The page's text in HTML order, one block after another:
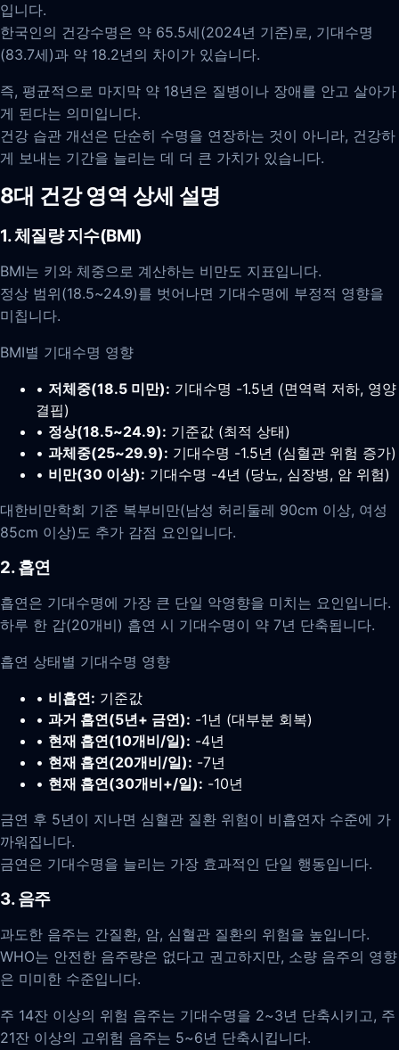
입니다.
한국인의 건강수명은 약 65.5세(2024년 기준)로, 기대수명
(83.7세)과 약 18.2년의 차이가 있습니다.
즉, 평균적으로 마지막 약 18년은 질병이나 장애를 안고 살아가
게 된다는 의미입니다.
건강 습관 개선은 단순히 수명을 연장하는 것이 아니라, 건강하
게 보내는 기간을 늘리는 데 더 큰 가치가 있습니다.
8대 건강 영역 상세 설명
1. 체질량 지수(BMI)
BMI는 키와 체중으로 계산하는 비만도 지표입니다.
정상 범위(18.5~24.9)를 벗어나면 기대수명에 부정적 영향을
미칩니다.
BMI별 기대수명 영향
• 저체중(18.5 미만): 기대수명 -1.5년 (면역력 저하, 영양
결핍)
• 정상(18.5~24.9): 기준값 (최적 상태)
• 과체중(25~29.9): 기대수명 -1.5년 (심혈관 위험 증가)
• 비만(30 이상): 기대수명 -4년 (당뇨, 심장병, 암 위험)
대한비만학회 기준 복부비만(남성 허리둘레 90cm 이상, 여성
85cm 이상)도 추가 감점 요인입니다.
2. 흡연
흡연은 기대수명에 가장 큰 단일 악영향을 미치는 요인입니다.
하루 한 갑(20개비) 흡연 시 기대수명이 약 7년 단축됩니다.
흡연 상태별 기대수명 영향
• 비흡연: 기준값
• 과거 흡연(5년+ 금연): -1년 (대부분 회복)
• 현재 흡연(10개비/일): -4년
• 현재 흡연(20개비/일): -7년
• 현재 흡연(30개비+/일): -10년
금연 후 5년이 지나면 심혈관 질환 위험이 비흡연자 수준에 가
까워집니다.
금연은 기대수명을 늘리는 가장 효과적인 단일 행동입니다.
3. 음주
과도한 음주는 간질환, 암, 심혈관 질환의 위험을 높입니다.
WHO는 안전한 음주량은 없다고 권고하지만, 소량 음주의 영향
은 미미한 수준입니다.
주 14잔 이상의 위험 음주는 기대수명을 2~3년 단축시키고, 주
21잔 이상의 고위험 음주는 5~6년 단축시킵니다.